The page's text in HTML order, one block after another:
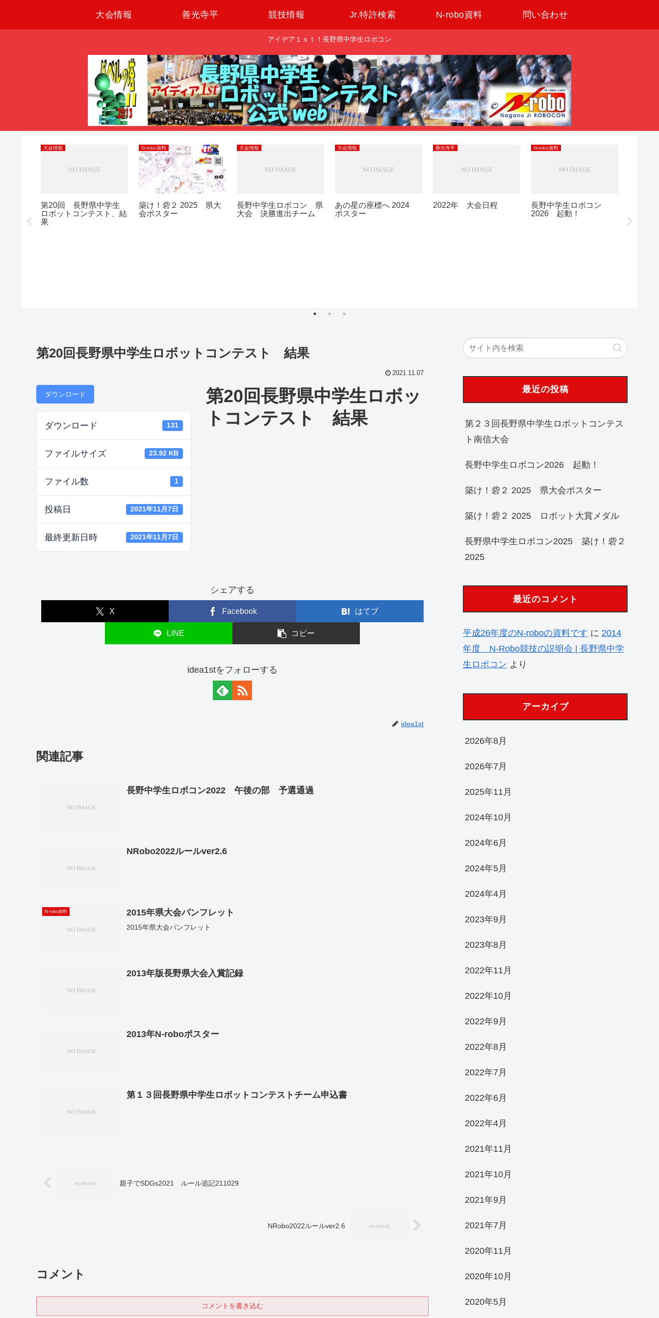
アイデア１ｓｔ！長野県中学生ロボコン
大会情報 善光寺平 競技情報 Jr.特許検索 N-robo資料 問い合わせ
大会情報
第20回 長野県中学生
ロボットコンテスト、結
果
N-robo資料
築け！砦２ 2025 県大
会ポスター
大会情報
長野中学生ロボコン 県
大会 決勝進出チーム
大会情報
あの星の座標へ 2024
ポスター
善光寺平
2022年 大会日程
N-robo資料
長野中学生ロボコン
2026 起動！
第20回長野県中学生ロボットコンテスト 結果
2021.11.07
ダウンロード
ダウンロード 131
ファイルサイズ 23.92 KB
ファイル数 1
投稿日 2021年11月7日
最終更新日時 2021年11月7日
第20回長野県中学生ロボッ
トコンテスト 結果
シェアする
X Facebook はてブ
LINE コピー
idea1stをフォローする
idea1st
関連記事
長野中学生ロボコン2022 午後の部 予選通過
NRobo2022ルールver2.6
N-robo資料 2015年県大会パンフレット
2015年県大会パンフレット
2013年版長野県大会入賞記録
2013年N-roboポスター
第１３回長野県中学生ロボットコンテストチーム申込書
親子でSDGs2021 ルール追記211029
NRobo2022ルールver2.6
コメント
コメントを書き込む
最近の投稿
第２３回長野県中学生ロボットコンテス
ト南信大会
長野中学生ロボコン2026 起動！
築け！砦２ 2025 県大会ポスター
築け！砦２ 2025 ロボット大賞メダル
長野県中学生ロボコン2025 築け！砦２
2025
最近のコメント
平成26年度のN-roboの資料です に 2014
年度 N-Robo競技の説明会 | 長野県中学
生ロボコン より
アーカイブ
2026年8月
2026年7月
2025年11月
2024年10月
2024年6月
2024年5月
2024年4月
2023年9月
2023年8月
2022年11月
2022年10月
2022年9月
2022年8月
2022年7月
2022年6月
2022年4月
2021年11月
2021年10月
2021年9月
2021年7月
2020年11月
2020年10月
2020年5月